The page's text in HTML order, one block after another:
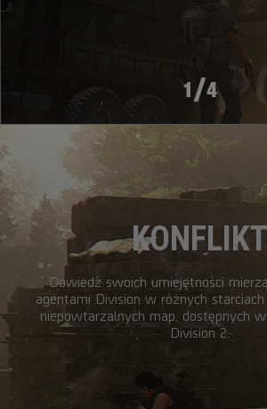
1/4
KONFLIKT
Dowiedź swoich umiejętności
agentami Division w różnych
niepowtarzalnych map, dostępnych
Division 2.